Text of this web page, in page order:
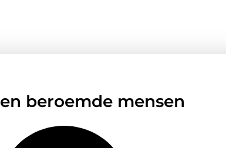
en beroemde mensen